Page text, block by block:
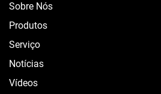
Sobre Nós
Produtos
Serviço
Notícias
Vídeos